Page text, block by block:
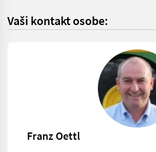
Vaši kontakt osobe:
Franz Oettl